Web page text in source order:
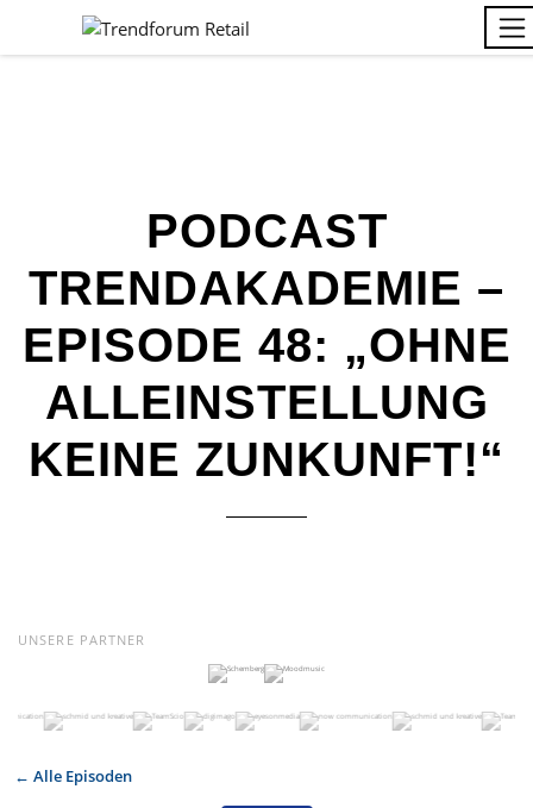
PODCAST
TRENDAKADEMIE –
EPISODE 48: „OHNE
ALLEINSTELLUNG
KEINE ZUNKUNFT!“
UNSERE PARTNER
← Alle Episoden